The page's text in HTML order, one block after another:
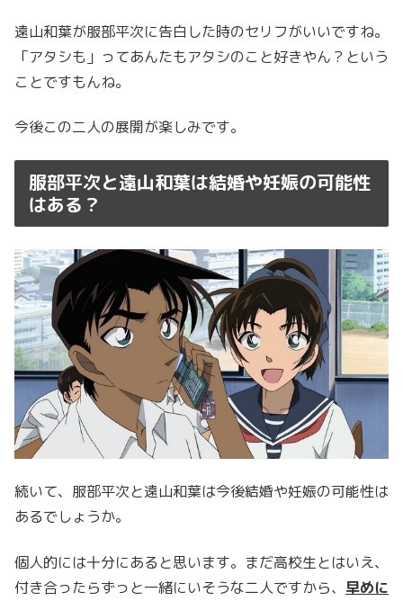
遠山和葉が服部平次に告白した時のセリフがいいですね。
「アタシも」ってあんたもアタシのこと好きやん？という
ことですもんね。
今後この二人の展開が楽しみです。
服部平次と遠山和葉は結婚や妊娠の可能性
はある？
続いて、服部平次と遠山和葉は今後結婚や妊娠の可能性は
あるでしょうか。
個人的には十分にあると思います。まだ高校生とはいえ、
付き合ったらずっと一緒にいそうな二人ですから、 早めに